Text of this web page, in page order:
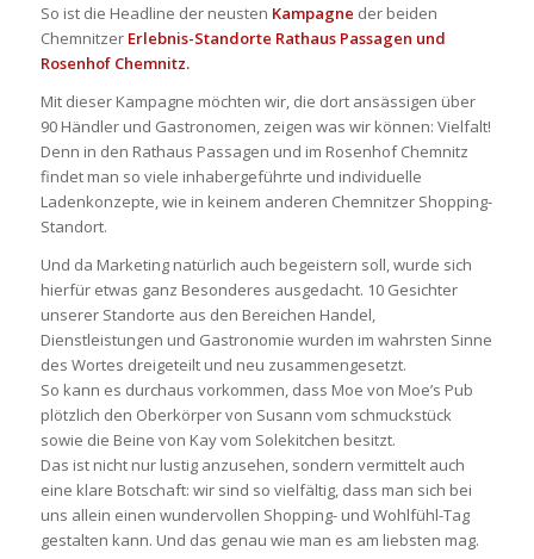
So ist die Headline der neusten Kampagne der beiden
Chemnitzer Erlebnis-Standorte Rathaus Passagen und
Rosenhof Chemnitz.
Mit dieser Kampagne möchten wir, die dort ansässigen über
90 Händler und Gastronomen, zeigen was wir können: Vielfalt!
Denn in den Rathaus Passagen und im Rosenhof Chemnitz
findet man so viele inhabergeführte und individuelle
Ladenkonzepte, wie in keinem anderen Chemnitzer Shopping-
Standort.
Und da Marketing natürlich auch begeistern soll, wurde sich
hierfür etwas ganz Besonderes ausgedacht. 10 Gesichter
unserer Standorte aus den Bereichen Handel,
Dienstleistungen und Gastronomie wurden im wahrsten Sinne
des Wortes dreigeteilt und neu zusammengesetzt.
So kann es durchaus vorkommen, dass Moe von Moe’s Pub
plötzlich den Oberkörper von Susann vom schmuckstück
sowie die Beine von Kay vom Solekitchen besitzt.
Das ist nicht nur lustig anzusehen, sondern vermittelt auch
eine klare Botschaft: wir sind so vielfältig, dass man sich bei
uns allein einen wundervollen Shopping- und Wohlfühl-Tag
gestalten kann. Und das genau wie man es am liebsten mag.